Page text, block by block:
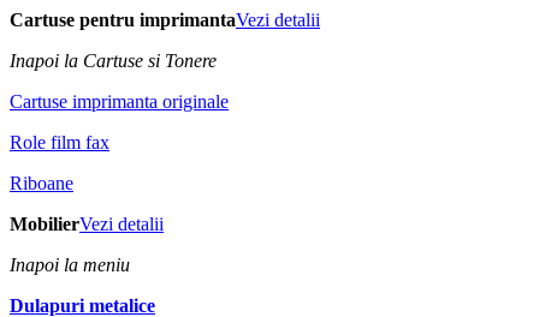
Cartuse pentru imprimantaVezi detalii
Inapoi la Cartuse si Tonere
Cartuse imprimanta originale
Role film fax
Riboane
MobilierVezi detalii
Inapoi la meniu
Dulapuri metalice